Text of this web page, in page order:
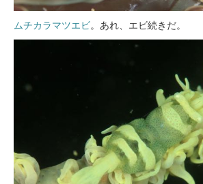
ムチカラマツエビ。あれ、エビ続きだ。